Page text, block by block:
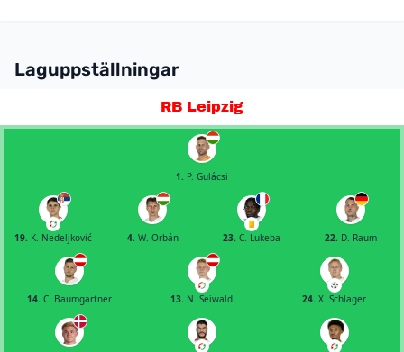
Laguppställningar
RB Leipzig
1. P. Gulácsi
19. K. Nedeljković 4. W. Orbán 23. C. Lukeba 22. D. Raum
14. C. Baumgartner 13. N. Seiwald 24. X. Schlager